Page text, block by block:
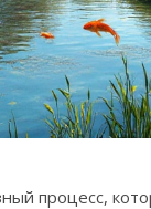
процесс,